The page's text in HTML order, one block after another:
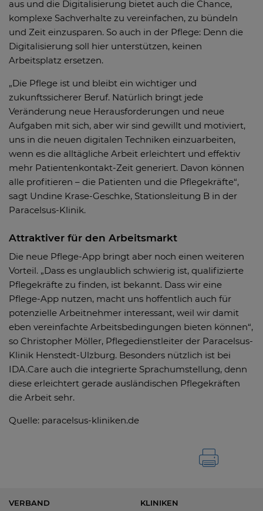
aus und die Digitalisierung bietet auch die Chance,
komplexe Sachverhalte zu vereinfachen, zu bündeln
und Zeit einzusparen. So auch in der Pflege: Denn die
Digitalisierung soll hier unterstützen, keinen
Arbeitsplatz ersetzen.
„Die Pflege ist und bleibt ein wichtiger und
zukunftssicherer Beruf. Natürlich bringt jede
Veränderung neue Herausforderungen und neue
Aufgaben mit sich, aber wir sind gewillt und motiviert,
uns in die neuen digitalen Techniken einzuarbeiten,
wenn es die alltägliche Arbeit erleichtert und effektiv
mehr Patientenkontakt-Zeit generiert. Davon können
alle profitieren – die Patienten und die Pflegekräfte“,
sagt Undine Krase-Geschke, Stationsleitung B in der
Paracelsus-Klinik.
Attraktiver für den Arbeitsmarkt
Die neue Pflege-App bringt aber noch einen weiteren
Vorteil. „Dass es unglaublich schwierig ist, qualifizierte
Pflegekräfte zu finden, ist bekannt. Dass wir eine
Pflege-App nutzen, macht uns hoffentlich auch für
potenzielle Arbeitnehmer interessant, weil wir damit
eben vereinfachte Arbeitsbedingungen bieten können“,
so Christopher Möller, Pflegedienstleiter der Paracelsus-
Klinik Henstedt-Ulzburg. Besonders nützlich ist bei
IDA.Care auch die integrierte Sprachumstellung, denn
diese erleichtert gerade ausländischen Pflegekräften
die Arbeit sehr.
Quelle: paracelsus-kliniken.de
VERBAND
KLINIKEN